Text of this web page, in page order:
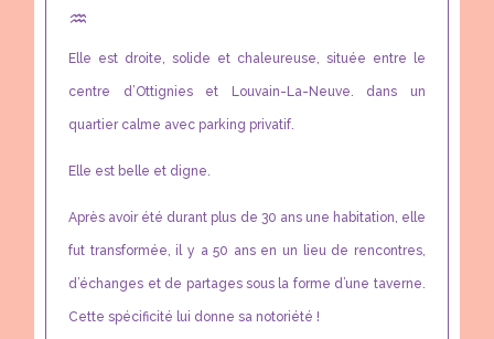
♒︎
Elle est droite, solide et chaleureuse, située entre le
centre d’Ottignies et Louvain-La-Neuve. dans un
quartier calme avec parking privatif.
Elle est belle et digne.
Après avoir été durant plus de 30 ans une habitation, elle
fut transformée, il y a 50 ans en un lieu de rencontres,
d’échanges et de partages sous la forme d’une taverne.
Cette spécificité lui donne sa notoriété !